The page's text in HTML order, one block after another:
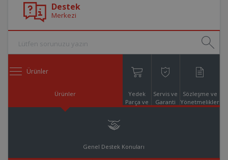
Destek
Merkezi
Ürünler
Ürünler
Yedek
Parça ve
Servis ve
Garanti
Sözleşme ve
Yönetmelikler
Genel Destek Konuları